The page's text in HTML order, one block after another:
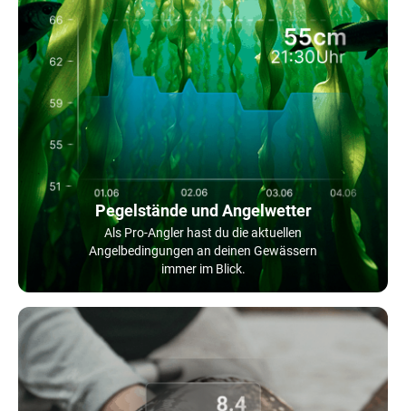
Pegelstände und Angelwetter
Als Pro-Angler hast du die aktuellen
Angelbedingungen an deinen Gewässern
immer im Blick.